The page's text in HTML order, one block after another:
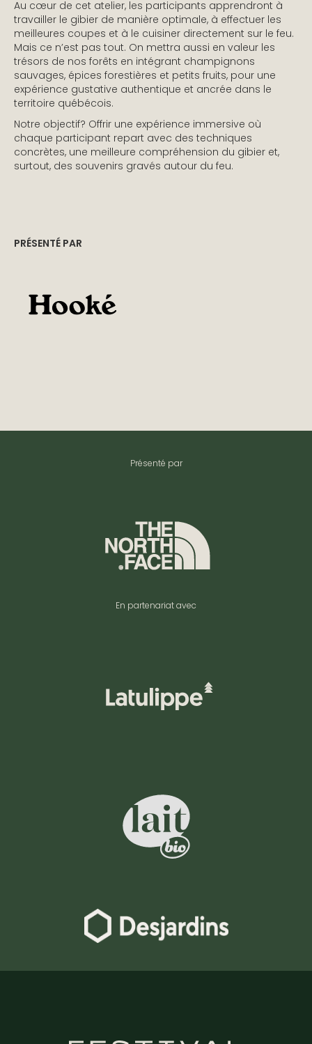
Au cœur de cet atelier, les participants apprendront à
travailler le gibier de manière optimale, à effectuer les
meilleures coupes et à le cuisiner directement sur le feu.
Mais ce n’est pas tout. On mettra aussi en valeur les
trésors de nos forêts en intégrant champignons
sauvages, épices forestières et petits fruits, pour une
expérience gustative authentique et ancrée dans le
territoire québécois.
Notre objectif? Offrir une expérience immersive où
chaque participant repart avec des techniques
concrètes, une meilleure compréhension du gibier et,
surtout, des souvenirs gravés autour du feu.
PRÉSENTÉ PAR
Présenté par
En partenariat avec